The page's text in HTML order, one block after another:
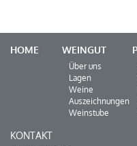
HOME WEINGUT
Über uns
Lagen
Weine
Auszeichnungen
Weinstube
KONTAKT